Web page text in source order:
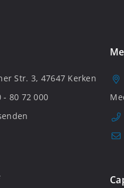
Str. 3, 47647 Kerken
- 80 72 000